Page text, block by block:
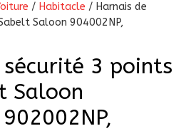
/ Habitacle / Harnais de
Saloon 904002NP,
3 points
Saloon